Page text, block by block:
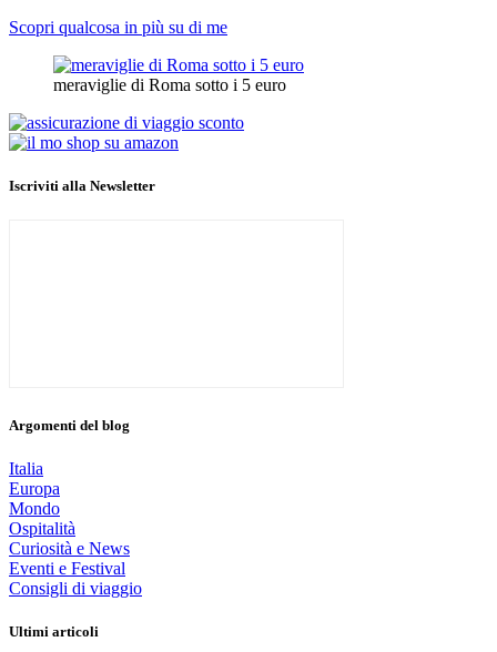
Scopri qualcosa in più su di me
meraviglie di Roma sotto i 5 euro
Iscriviti alla Newsletter
Argomenti del blog
Italia
Europa
Mondo
Ospitalità
Curiosità e News
Eventi e Festival
Consigli di viaggio
Ultimi articoli